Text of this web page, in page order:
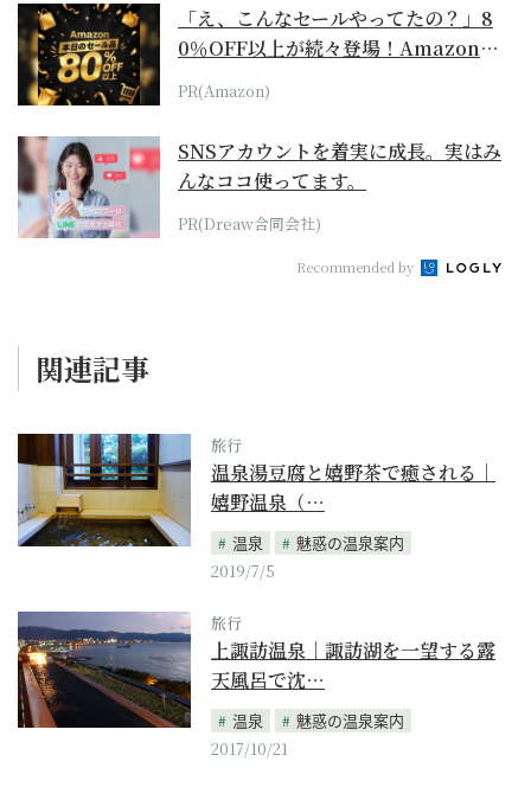
「え、こんなセールやってたの？」8
0％OFF以上が続々登場！Amazonの
本気が...
PR(Amazon)
SNSアカウントを着実に成長。実はみ
んなココ使ってます。
PR(Dreaw合同会社)
Recommended by
関連記事
旅行
温泉湯豆腐と嬉野茶で癒される｜
嬉野温泉（…
温泉
魅惑の温泉案内
2019/7/5
旅行
上諏訪温泉｜諏訪湖を一望する露
天風呂で沈…
温泉
魅惑の温泉案内
2017/10/21